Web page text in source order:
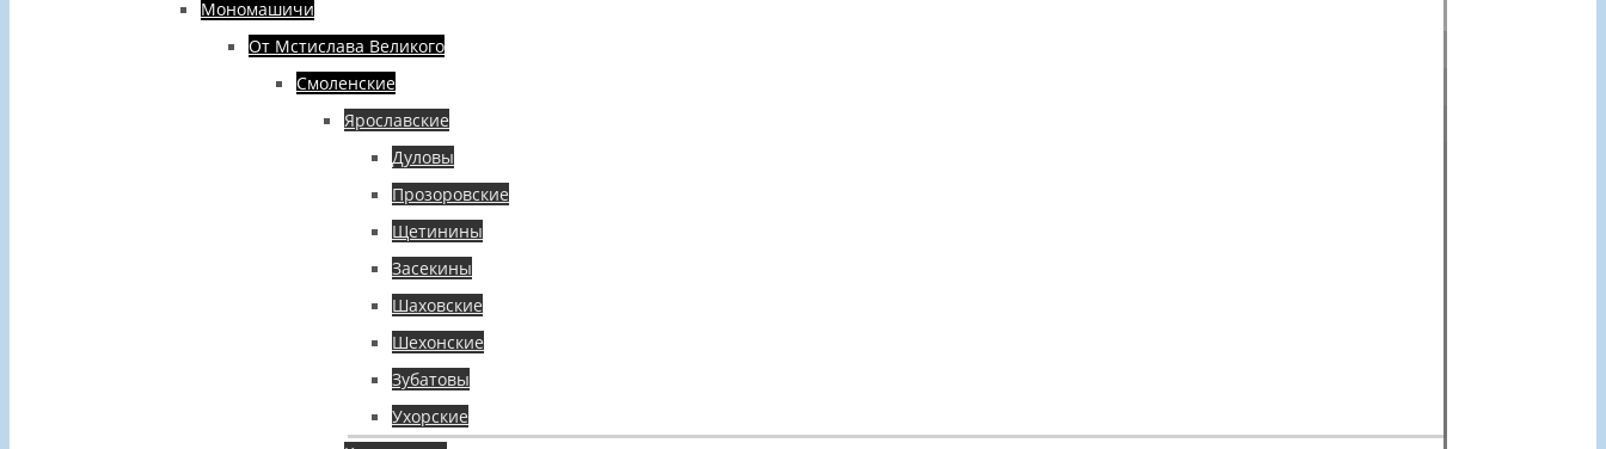
Мономашичи
От Мстислава Великого
Смоленские
Ярославские
Дуловы
Прозоровские
Щетинины
Засекины
Шаховские
Шехонские
Зубатовы
Ухорские